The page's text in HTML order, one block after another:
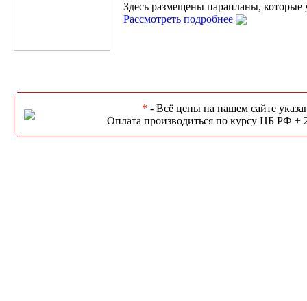
Здесь размещены парапланы, которые
Рассмотреть подробнее
* - Всё цены на нашем сайте
Оплата производиться по курсу ЦБ РФ +